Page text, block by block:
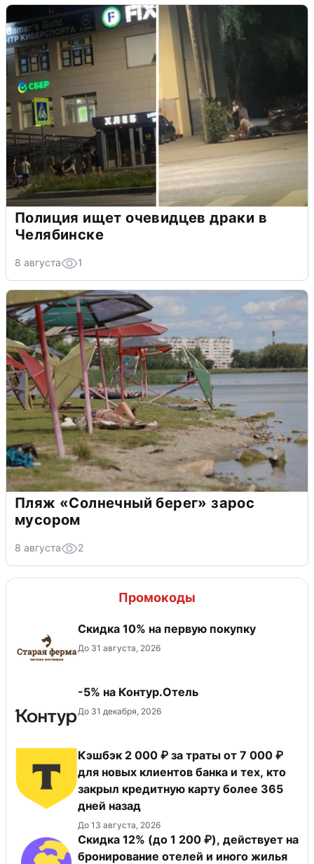
Полиция ищет очевидцев драки в
Челябинске
8 августа 1
Пляж «Солнечный берег» зарос
мусором
8 августа 2
Промокоды
Скидка​ 10% на первую покупку
До 31 августа, 2026
-5% на Контур.Отель
До 31 декабря, 2026
Кэшбэк 2 000 ₽ за траты от 7 000 ₽
для новых клиентов банка и тех, кто
закрыл кредитную карту более 365
дней назад
До 13 августа, 2026
Скидка 12% (до 1 200 ₽), действует на
бронирование отелей и иного жилья